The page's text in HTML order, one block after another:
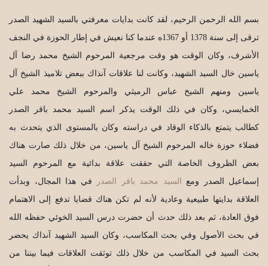
بسم الله الرحمن الرحيم، لقد كانت بدايات معرفتي بالسيد الشهيد الصدر
ترقى إلى سنة 1378 أو 1367ه عندما كنا نعيش في إطار الحوزة في النجف
الأشرف، وكان الوقت هو وقت مرجعية المرحوم الشيخ محمد رضا آل
ياسين خال السيد الشهيد، وكانت لنا علاقات آنذاك ببعض تلاميذ الشيخ آل
ياسين ومنهم الشيخ عباس الرميثي والمرحوم الشيخ محمد علي
الخمايسي، وكان في ذلك الوقت يذكر اسم السيد محمد باقر الصدر
كطالب يتمتع بالذكاء الوقاد في دراسته وكان بالمستوى الذي يتحدث به
فضلاء حوزة خاله المرحوم الشيخ آل ياسين، من خلال ذلك صارت هناك
بعض الظروف الخاصة التي حققت علاقة بدائية مع المرحوم السيد
إسماعيل الصدر ومع
السيد محمد باقر الصدر
في هذا المجال، وبدأت
العلاقة بدايتها طبيعية وعادية لأنه لم تكن هناك قضايا تدفع إلى الاهتمام
فوق العادة، ثم بعد ذلك حدث أن حضرت درس السيد الخوئي حفظه الله
في بحث الأصول وفي بحث المكاسب، وكان السيد الشهيد آنذاك يحضر
بحث السيد في المكاسب من خلال ذلك توثقت العلاقات فيما بيننا من